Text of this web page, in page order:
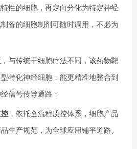
性的细胞，再定向分化为特定神经
备的细胞制剂可随时调用，不必为
，与传统干细胞疗法不同，该药物靶
特化神经细胞，能更精准地整合到
信号传导通路；
，依托全流程质控体系，细胞产品
生产规范，为全球应用铺平道路。